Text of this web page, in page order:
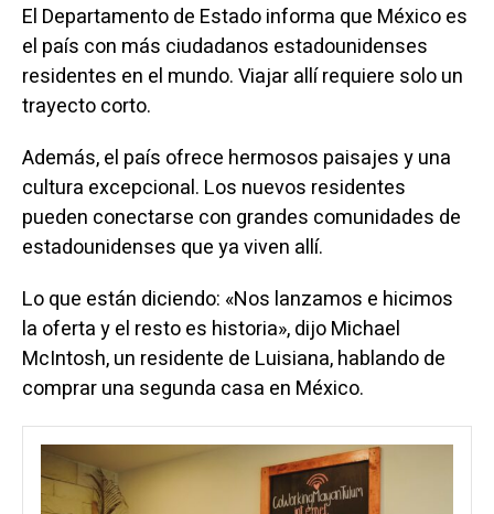
El Departamento de Estado informa que México es
el país con más ciudadanos estadounidenses
residentes en el mundo. Viajar allí requiere solo un
trayecto corto.
Además, el país ofrece hermosos paisajes y una
cultura excepcional. Los nuevos residentes
pueden conectarse con grandes comunidades de
estadounidenses que ya viven allí.
Lo que están diciendo: «Nos lanzamos e hicimos
la oferta y el resto es historia», dijo Michael
McIntosh, un residente de Luisiana, hablando de
comprar una segunda casa en México.